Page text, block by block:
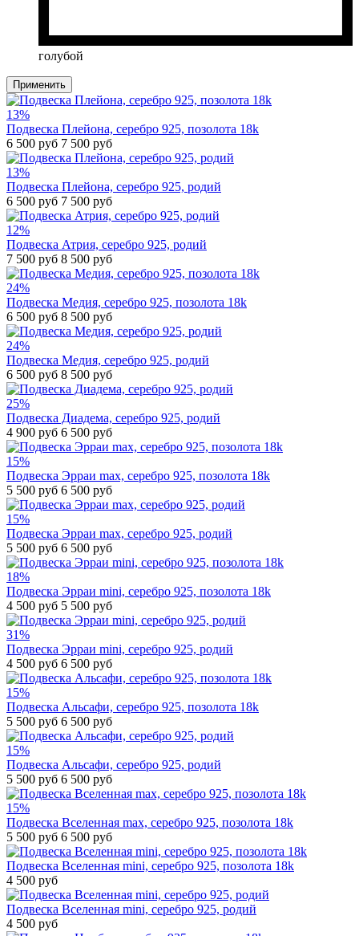
голубой
Применить
13%
Подвеска Плейона, серебро 925, позолота 18k
6 500 руб 7 500 руб
13%
Подвеска Плейона, серебро 925, родий
6 500 руб 7 500 руб
12%
Подвеска Атрия, серебро 925, родий
7 500 руб 8 500 руб
24%
Подвеска Медия, серебро 925, позолота 18k
6 500 руб 8 500 руб
24%
Подвеска Медия, серебро 925, родий
6 500 руб 8 500 руб
25%
Подвеска Диадема, серебро 925, родий
4 900 руб 6 500 руб
15%
Подвеска Эрраи max, серебро 925, позолота 18k
5 500 руб 6 500 руб
15%
Подвеска Эрраи max, серебро 925, родий
5 500 руб 6 500 руб
18%
Подвеска Эрраи mini, серебро 925, позолота 18k
4 500 руб 5 500 руб
31%
Подвеска Эрраи mini, серебро 925, родий
4 500 руб 6 500 руб
15%
Подвеска Альсафи, серебро 925, позолота 18k
5 500 руб 6 500 руб
15%
Подвеска Альсафи, серебро 925, родий
5 500 руб 6 500 руб
15%
Подвеска Вселенная max, серебро 925, позолота 18k
5 500 руб 6 500 руб
Подвеска Вселенная mini, серебро 925, позолота 18k
4 500 руб
Подвеска Вселенная mini, серебро 925, родий
4 500 руб